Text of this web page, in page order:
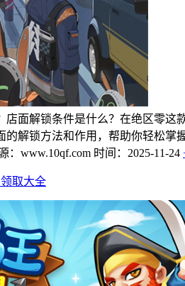
店面解锁条件是什么？在绝区零
的解锁方法和作用，帮助你轻松掌
：www.10qf.com 时间：2025-11-24
取大全